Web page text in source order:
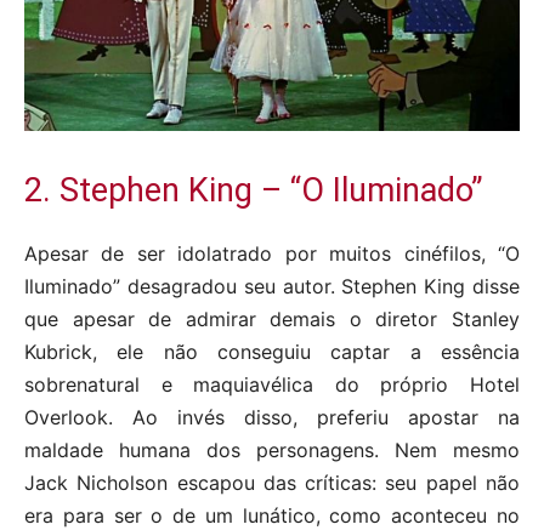
2. Stephen King – “O Iluminado”
Apesar de ser idolatrado por muitos cinéfilos, “O
Iluminado” desagradou seu autor. Stephen King disse
que apesar de admirar demais o diretor Stanley
Kubrick, ele não conseguiu captar a essência
sobrenatural e maquiavélica do próprio Hotel
Overlook. Ao invés disso, preferiu apostar na
maldade humana dos personagens. Nem mesmo
Jack Nicholson escapou das críticas: seu papel não
era para ser o de um lunático, como aconteceu no